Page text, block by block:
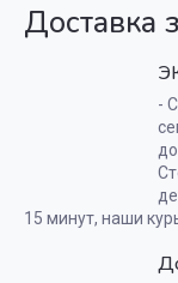
Доставка
-
15 минут, наши